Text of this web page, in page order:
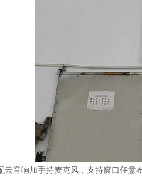
音响加手持麦克风，支持窗口任意